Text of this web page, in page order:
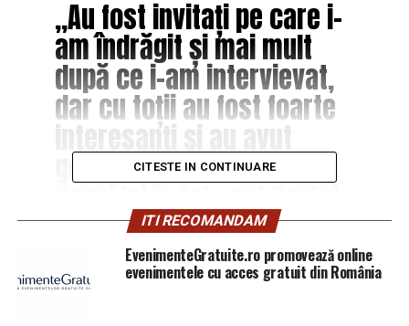
„Au fost invitați pe care i-
am îndrăgit și mai mult
după ce i-am intervievat,
dar cu toții au fost foarte
interesanți și au avut
generozitatea de a se
dezvălui în fața publicului,
iar pentru acest lucru le
mulțumesc. Fiecare
interviu este diferit și
CITESTE IN CONTINUARE
ITI RECOMANDAM
EvenimenteGratuite.ro promovează online
evenimentele cu acces gratuit din România